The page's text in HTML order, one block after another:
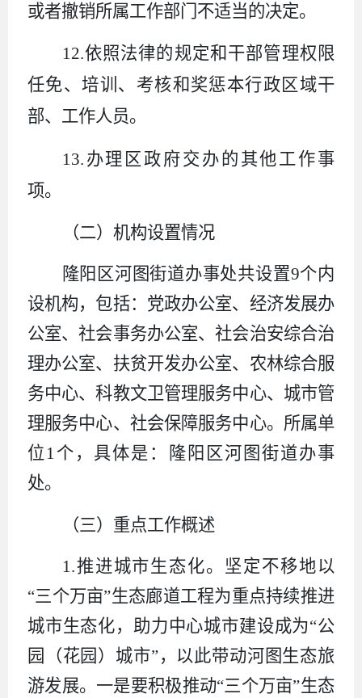
或者撤销所属工作部门不适当的决定。
12.依照法律的规定和干部管理权限
任免、培训、考核和奖惩本行政区域干
部、工作人员。
13. 办理区政府交办的其他工作事
项。
（二）机构设置情况
隆阳区河图街道办事处共设置9个内
设机构， 包括： 党政办公室、经济发展办
公室、社会事务办公室、社会治安综合治
理办公室、扶贫开发办公室、 农林综合服
务中心、科教文卫管理服务中心、城市管
理服务中心、社会保障服务中心。 所属单
位 1个，具体是：隆阳区河图街道办事
处。
（三）重点工作概述
1.推进城市生态化。坚定不移地以
“三个万亩”生态廊道工程为重点持续推进
城市生态化，助力中心城市建设成为“公
园（花园）城市”，以此带动河图生态旅
游发展。一是要积极推动“三个万亩”生态